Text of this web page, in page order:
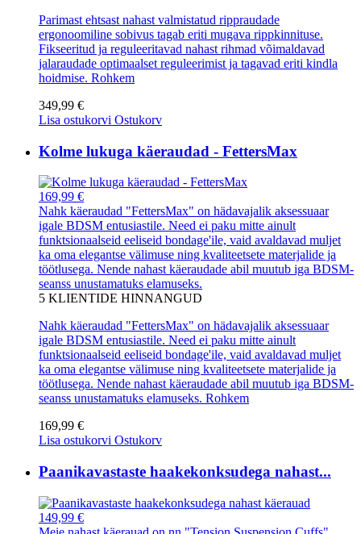
Parimast ehtsast nahast valmistatud rippraudade
ergonoomiline sobivus tagab eriti mugava rippkinnituse.
Fikseeritud ja reguleeritavad nahast rihmad võimaldavad
jalaraudade optimaalset reguleerimist ja tagavad eriti kindla
hoidmise. Rohkem
349,99 €
Lisa ostukorvi Ostukorv
Kolme lukuga käeraudad - FettersMax
169,99 €
Nahk käeraudad "FettersMax" on hädavajalik aksessuaar
igale BDSM entusiastile. Need ei paku mitte ainult
funktsionaalseid eeliseid bondage'ile, vaid avaldavad muljet
ka oma elegantse välimuse ning kvaliteetsete materjalide ja
töötlusega. Nende nahast käeraudade abil muutub iga BDSM-
seanss unustamatuks elamuseks.
5 KLIENTIDE HINNANGUD
Nahk käeraudad "FettersMax" on hädavajalik aksessuaar
igale BDSM entusiastile. Need ei paku mitte ainult
funktsionaalseid eeliseid bondage'ile, vaid avaldavad muljet
ka oma elegantse välimuse ning kvaliteetsete materjalide ja
töötlusega. Nende nahast käeraudade abil muutub iga BDSM-
seanss unustamatuks elamuseks. Rohkem
169,99 €
Lisa ostukorvi Ostukorv
Paanikavastaste haakekonksudega nahast...
149,99 €